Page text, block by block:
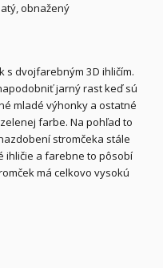
obnažený
s dvojfarebným 3D ihličím.
jarný rast keď sú
mladé výhonky a ostatné
farbe. Na pohľad to
stromčeka stále
ihličie a farebne to pôsobí
má celkovo vysokú